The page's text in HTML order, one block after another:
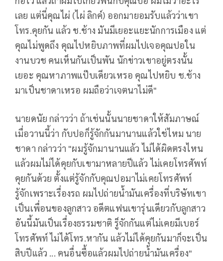
เลย แต่นี่คุณไผ่ (ไผ่ ลิกค์) ออกมายอมรับแล้วว่าเขา
โทร.คุยกัน แล้ว ช.ช้าง มันมีเยอะแยะนักการเมือง แต่
คุณไม่พูดถึง คุณไปหยิบภาพที่ผมไปเจอคุณปอใน
งานบวช คนเห็นกันเป็นพัน นักข่าวเขาอยู่ตรงนั้น
เยอะ คุณหาภาพแป๊บเดียวเหรอ คุณไปหยิบ ช.ช้าง
มาเป็นชาดาเหรอ ผมถือว่าเจตนาไม่ดี"
นายดนัย กล่าวว่า ถ้าเช่นนั้นนายชาดาให้สัมภาษณ์
เมื่อวานนี้ว่า กับปอก็รู้จักกันมานานแล้วใช่ไหม นาย
ชาดา กล่าวว่า "ผมรู้จักมานานแล้ว ไม่ได้ผิดตรงไหน
แล้วผมไม่ได้คุยกับเขามาหลายปีแล้ว ไม่เคยโทรศัพท์
คุยกันด้วย ตั้งแต่รู้จักกับคุณปอมาไม่เคยโทรศัพท์
รู้จักเพราะเรื่องรถ ผมไปถ่ายน้ำมันเครื่องที่บริษัทเขา
เป็นเพื่อนของลูกสาว อดีตแฟนเขารุ่นเดียวกับลูกสาว
อันนี้มันเป็นเรื่องธรรมชาติ รู็จักกันแต่ไม่เคยมีเบอร์
โทรศัพท์ ไม่ได้โทร.หากัน แล้วไม่ได้คุยกันมาก็จะเป็น
สิบปีแล้ว ... คนอื่นซื้อแล้วผมไปถ่ายน้ำมันเครื่อง"